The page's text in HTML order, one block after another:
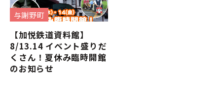
与謝野町
【加悦鉄道資料館】
8/13.14 イベント盛りだ
くさん！夏休み臨時開館
のお知らせ